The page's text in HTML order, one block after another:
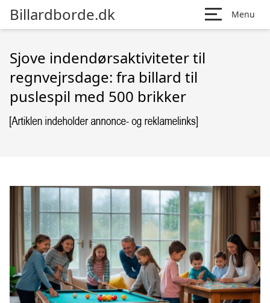
Billardborde.dk Menu
Sjove indendørsaktiviteter til
regnvejrsdage: fra billard til
puslespil med 500 brikker